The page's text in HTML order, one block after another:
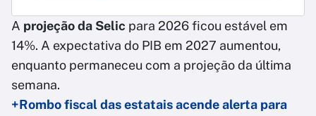
A projeção da Selic para 2026 ficou estável em
14%. A expectativa do PIB em 2027 aumentou,
enquanto permaneceu com a projeção da última
semana.
+Rombo fiscal das estatais acende alerta para